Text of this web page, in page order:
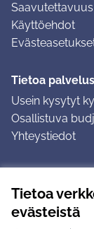
Tietoa
evästeistä
Saavutettavuus
Käyttöehdot
Tietoa
Usein kysytyt
Osallistuva
Yhteystiedot
Ohjeet
Ohjeet